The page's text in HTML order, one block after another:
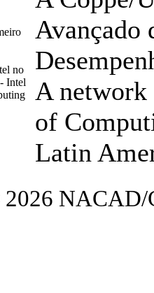
no
- Intel
Avançado
A
of
Latin
NACAD/